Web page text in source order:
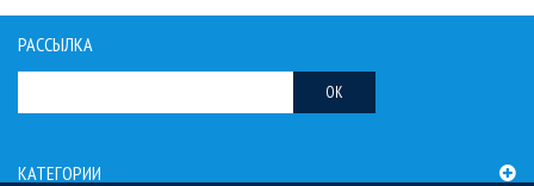
РАССЫЛКА
OK
КАТЕГОРИИ